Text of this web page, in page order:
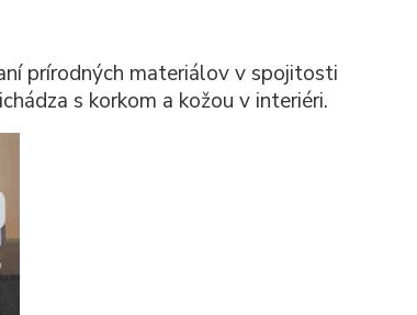
prírodných materiálov v spojitosti
s korkom a kožou v interiéri.